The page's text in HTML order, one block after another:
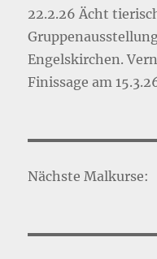
22.2.26 Ächt
Engelskirchen.
Finissage am
Nächste Malkurse: